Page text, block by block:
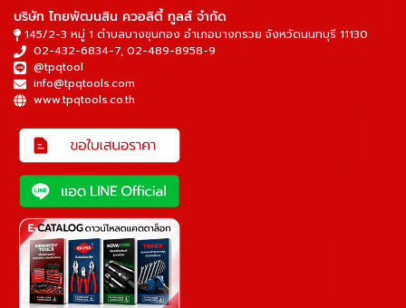
บริษัท ไทยพัฒนสิน ควอลิตี้ ทูลส์ จำกัด
145/2-3 หมู่ 1 ตำบลบางขุนกอง อำเภอบางกรวย จังหวัดนนทบุรี 11130
02-432-6834-7, 02-489-8958-9
@tpqtool
info@tpqtools.com
www.tpqtools.co.th